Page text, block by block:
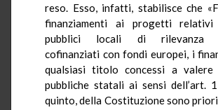
reso. Esso, infatti, stabilisce che «
finanziamenti ai progetti
pubblici locali di rilevanza
cofinanziati con fondi europei, i
qualsiasi titolo concessi a valere
pubbliche statali ai sensi dell’art.
quinto, della Costituzione sono